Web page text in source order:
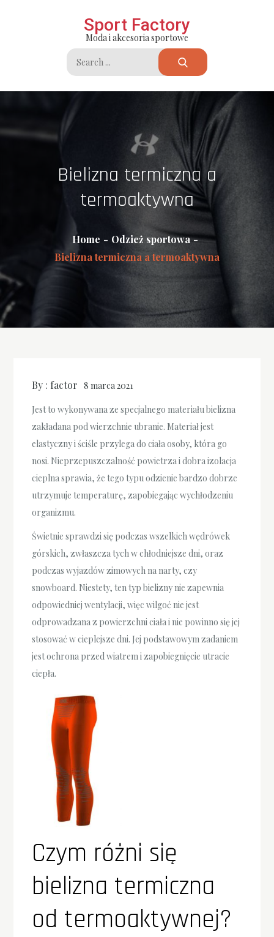
Sport Factory
Moda i akcesoria sportowe
Search
for:
Bielizna termiczna a
termoaktywna
Home
Odzież sportowa
Bielizna termiczna a termoaktywna
By : factor 8 marca 2021
Jest to wykonywana ze specjalnego materiału bielizna
zakładana pod wierzchnie ubranie. Materiał jest
elastyczny i ściśle przylega do ciała osoby, która go
nosi. Nieprzepuszczalność powietrza i dobra izolacja
cieplna sprawia, że tego typu odzienie bardzo dobrze
utrzymuje temperaturę, zapobiegając wychłodzeniu
organizmu.
Świetnie sprawdzi się podczas wszelkich wędrówek
górskich, zwłaszcza tych w chłodniejsze dni, oraz
podczas wyjazdów zimowych na narty, czy
snowboard. Niestety, ten typ bielizny nie zapewnia
odpowiedniej wentylacji, więc wilgoć nie jest
odprowadzana z powierzchni ciała i nie powinno się jej
stosować w cieplejsze dni. Jej podstawowym zadaniem
jest ochrona przed wiatrem i zapobiegnięcie utracie
ciepła.
Czym różni się
bielizna termiczna
od termoaktywnej?